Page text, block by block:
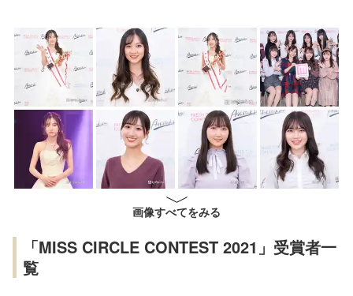
画像すべてをみる
「MISS CIRCLE CONTEST 2021」受賞者一
覧